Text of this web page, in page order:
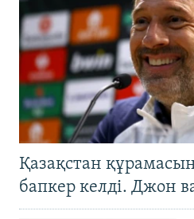
Қазақстан
бапкер келді. Джон